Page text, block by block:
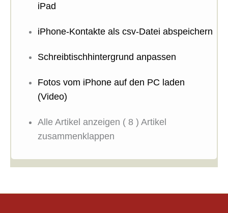
iPad
iPhone-Kontakte als csv-Datei abspeichern
Schreibtischhintergrund anpassen
Fotos vom iPhone auf den PC laden
(Video)
Alle Artikel anzeigen ( 8 ) Artikel
zusammenklappen